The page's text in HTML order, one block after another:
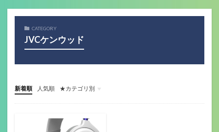
CATEGORY
JVCケンウッド
新着順 人気順
★カテゴリ別
ゲーミングデバイス
ガジェット関係
その他(ガジェットや音楽）
音楽機材
マウス
キーボード
ヘッドセット
イヤホン
ゲーミングモニター
ヘッドホン
マイク
配信機材
ゲーミングパッド
ゲーミングチェア
サラウンドアンプ
マウスパッド
Webカメラ
スマートウォッチ
美容
フィットネス
ロボット掃除機
ボードゲーム